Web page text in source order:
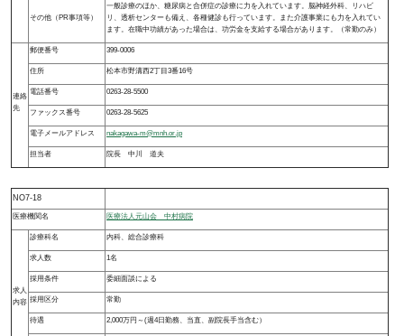
その他（PR事項等）
一般診療のほか、糖尿病と合併症の診療に力を入れています。脳神経外科、リハビ
リ、透析センターも備え、各種健診も行っています。また介護事業にも力を入れてい
ます。在職中功績があった場合は、功労金を支給する場合があります。（常勤のみ）
連絡
先
郵便番号 399-0006
住所 松本市野溝西2丁目3番16号
電話番号 0263-28-5500
ファックス番号 0263-28-5625
電子メールアドレス nakagawa-m@mnh.or.jp
担当者 院長 中川 道夫
NO7-18
医療機関名 医療法人元山会 中村病院
求人
内容
診療科名 内科、総合診療科
求人数 1名
採用条件 委細面談による
採用区分 常勤
待遇 2,000万円～(週4日勤務、当直、副院長手当含む）